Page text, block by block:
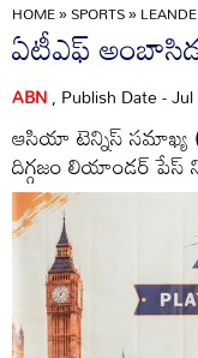
HOME»SPORTS»
ఏటీఎఫ్‌
ABN, Publish Date -
ఆసియా టెన్నిస్‌ సమాఖ్య
దిగ్గజం లియాండర్‌